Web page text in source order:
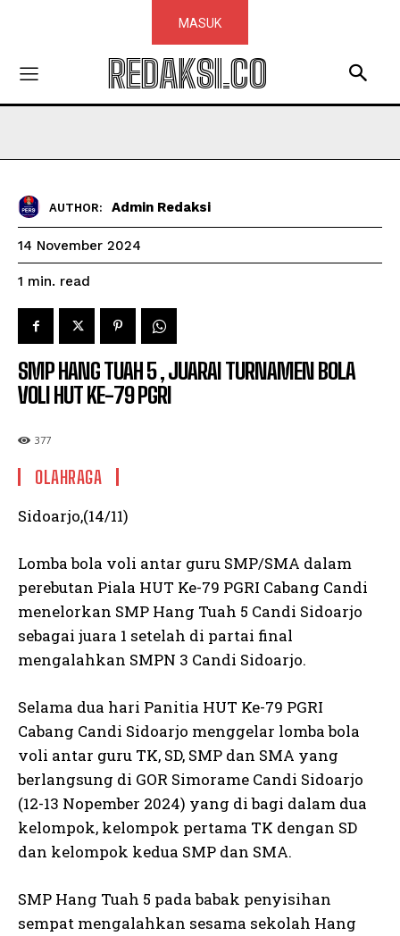
MASUK
REDAKSI.CO
AUTHOR: Admin Redaksi
14 November 2024
1 min. read
SMP HANG TUAH 5 , JUARAI TURNAMEN BOLA
VOLI HUT KE-79 PGRI
377
OLAHRAGA
Sidoarjo,(14/11)
Lomba bola voli antar guru SMP/SMA dalam
perebutan Piala HUT Ke-79 PGRI Cabang Candi
menelorkan SMP Hang Tuah 5 Candi Sidoarjo
sebagai juara 1 setelah di partai final
mengalahkan SMPN 3 Candi Sidoarjo.
Selama dua hari Panitia HUT Ke-79 PGRI
Cabang Candi Sidoarjo menggelar lomba bola
voli antar guru TK, SD, SMP dan SMA yang
berlangsung di GOR Simorame Candi Sidoarjo
(12-13 Nopember 2024) yang di bagi dalam dua
kelompok, kelompok pertama TK dengan SD
dan kelompok kedua SMP dan SMA.
SMP Hang Tuah 5 pada babak penyisihan
sempat mengalahkan sesama sekolah Hang